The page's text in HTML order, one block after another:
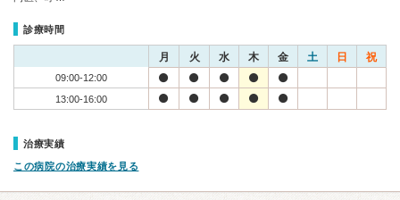
診療時間
月 火 水 木 金 土 日 祝
09:00-12:00
13:00-16:00
治療実績
この病院の治療実績を見る